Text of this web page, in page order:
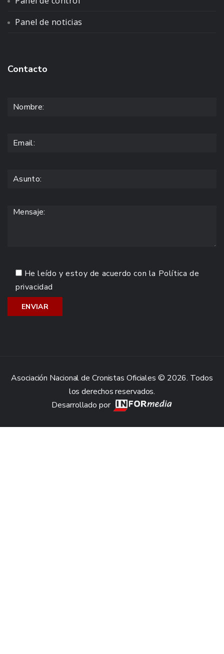
Panel de noticias
Contacto
He leído y estoy de acuerdo con la Política de
privacidad
Asociación Nacional de Cronistas Oficiales © 2026. Todos
los derechos reservados.
Desarrollado por